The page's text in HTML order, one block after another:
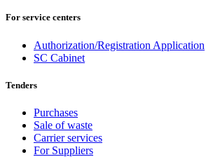
For service centers
Authorization/Registration Application
SC Cabinet
Tenders
Purchases
Sale of waste
Carrier services
For Suppliers